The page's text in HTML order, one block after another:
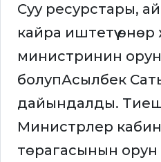
Суу ресурстары,
кайра иштетүү
министринин
болупАсылбек
дайындалды.
Министрлер
төрагасынын